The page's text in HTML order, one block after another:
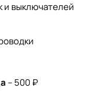
и выключателей
– 500 ₽